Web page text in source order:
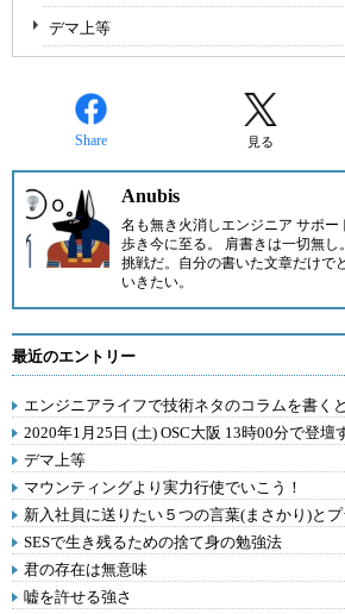
デマ上等
Share 見る
Anubis
名も無き火消しエンジニア サポー
歩き今に至る。 肩書きは一切無
挑戦だ。自分の書いた文章だけで
いきたい。
最近のエントリー
エンジニアライフで技術ネタのコラムを書く
2020年1月25日 (土) OSC大阪 13時00分で登壇
デマ上等
マウンティングより実力行使でいこう！
新入社員に送りたい５つの言葉(まさかり)と
SESで生き残るための捨て身の勉強法
君の存在は無意味
嘘を許せる強さ